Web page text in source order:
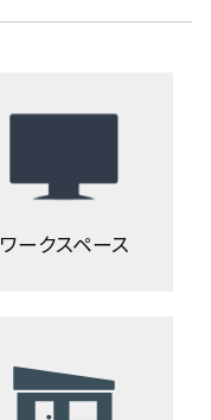
ワークスペース